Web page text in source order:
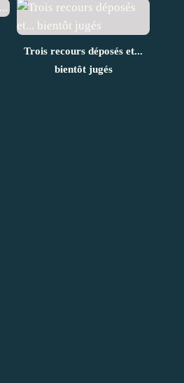
Trois recours déposés et...
bientôt jugés